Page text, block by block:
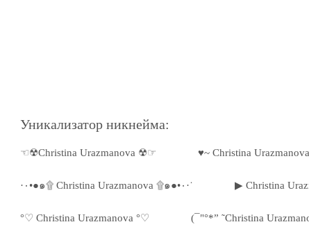
Уникализатор никнейма:
☜☢Christina Urazmanova ☢☞ ♥~ Christina
·٠•●๑۩ Christina Urazmanova ۩๑●•٠·˙ ▶ Christina
°♡ Christina Urazmanova °♡ (¯"°*” ˜Christina